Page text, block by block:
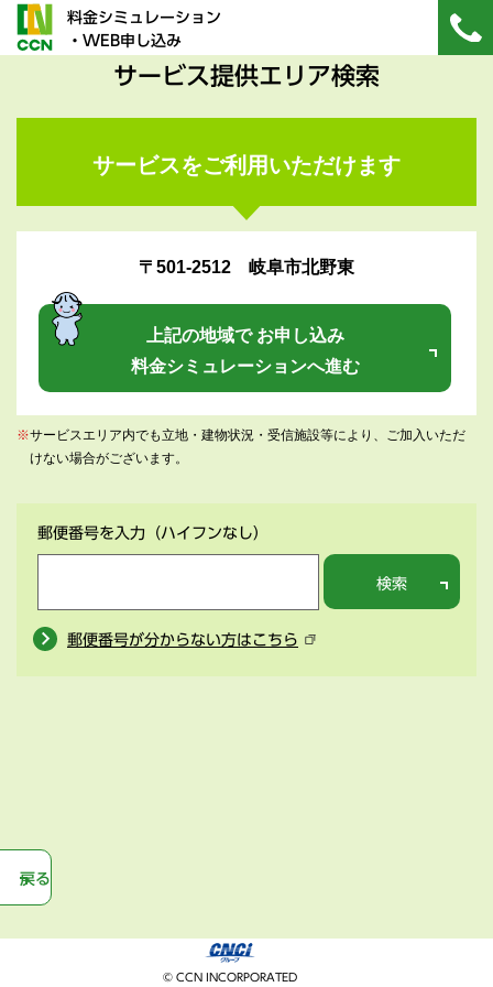
料金シミュレーション
・WEB申し込み
サービス提供エリア検索
サービスをご利用いただけます
〒501-2512 岐阜市北野東
上記の地域で お申し込み
料金シミュレーションへ進む
※サービスエリア内でも立地・建物状況・受信施設等により、ご加入いただ
けない場合がございます。
郵便番号を入力 （ハイフンなし）
検索
郵便番号が分からない方はこちら
戻る
© CCN INCORPORATED